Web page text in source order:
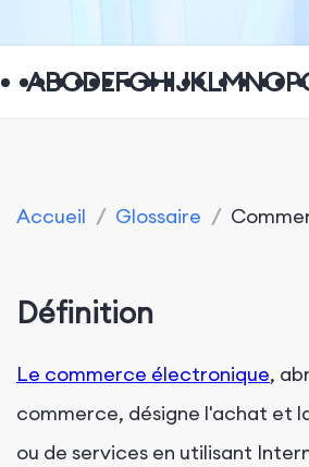
ABCDEFGHIJKLMNOP
Accueil / Glossaire /
Définition
Le commerce électronique,
commerce, désigne l'achat et
ou de services en utilisant